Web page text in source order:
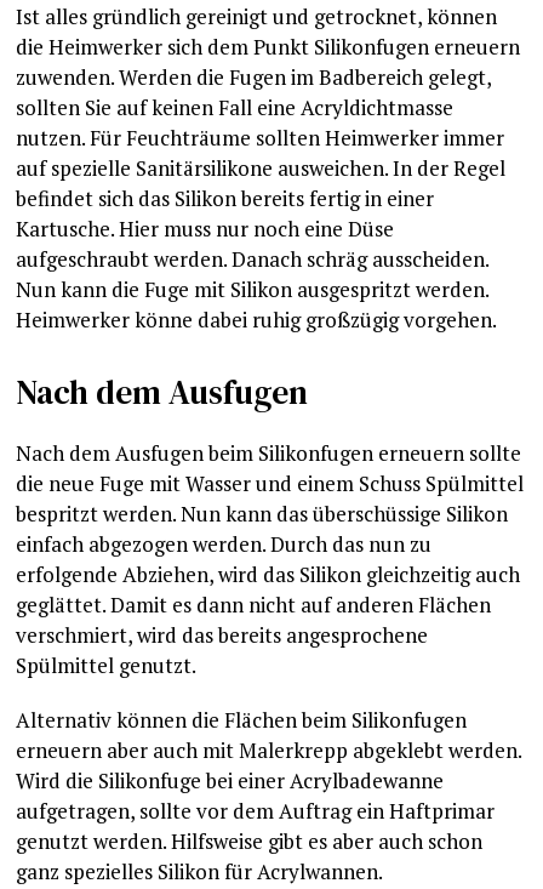
Ist alles gründlich gereinigt und getrocknet, können
die Heimwerker sich dem Punkt Silikonfugen erneuern
zuwenden. Werden die Fugen im Badbereich gelegt,
sollten Sie auf keinen Fall eine Acryldichtmasse
nutzen. Für Feuchträume sollten Heimwerker immer
auf spezielle Sanitärsilikone ausweichen. In der Regel
befindet sich das Silikon bereits fertig in einer
Kartusche. Hier muss nur noch eine Düse
aufgeschraubt werden. Danach schräg ausscheiden.
Nun kann die Fuge mit Silikon ausgespritzt werden.
Heimwerker könne dabei ruhig großzügig vorgehen.
Nach dem Ausfugen
Nach dem Ausfugen beim Silikonfugen erneuern sollte
die neue Fuge mit Wasser und einem Schuss Spülmittel
bespritzt werden. Nun kann das überschüssige Silikon
einfach abgezogen werden. Durch das nun zu
erfolgende Abziehen, wird das Silikon gleichzeitig auch
geglättet. Damit es dann nicht auf anderen Flächen
verschmiert, wird das bereits angesprochene
Spülmittel genutzt.
Alternativ können die Flächen beim Silikonfugen
erneuern aber auch mit Malerkrepp abgeklebt werden.
Wird die Silikonfuge bei einer Acrylbadewanne
aufgetragen, sollte vor dem Auftrag ein Haftprimar
genutzt werden. Hilfsweise gibt es aber auch schon
ganz spezielles Silikon für Acrylwannen.